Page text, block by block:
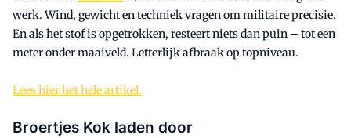
werk. Wind, gewicht en techniek vragen om militaire precisie.
En als het stof is opgetrokken, resteert niets dan puin – tot een
meter onder maaiveld. Letterlijk afbraak op topniveau.
Lees hier het hele artikel.
Broertjes Kok laden door